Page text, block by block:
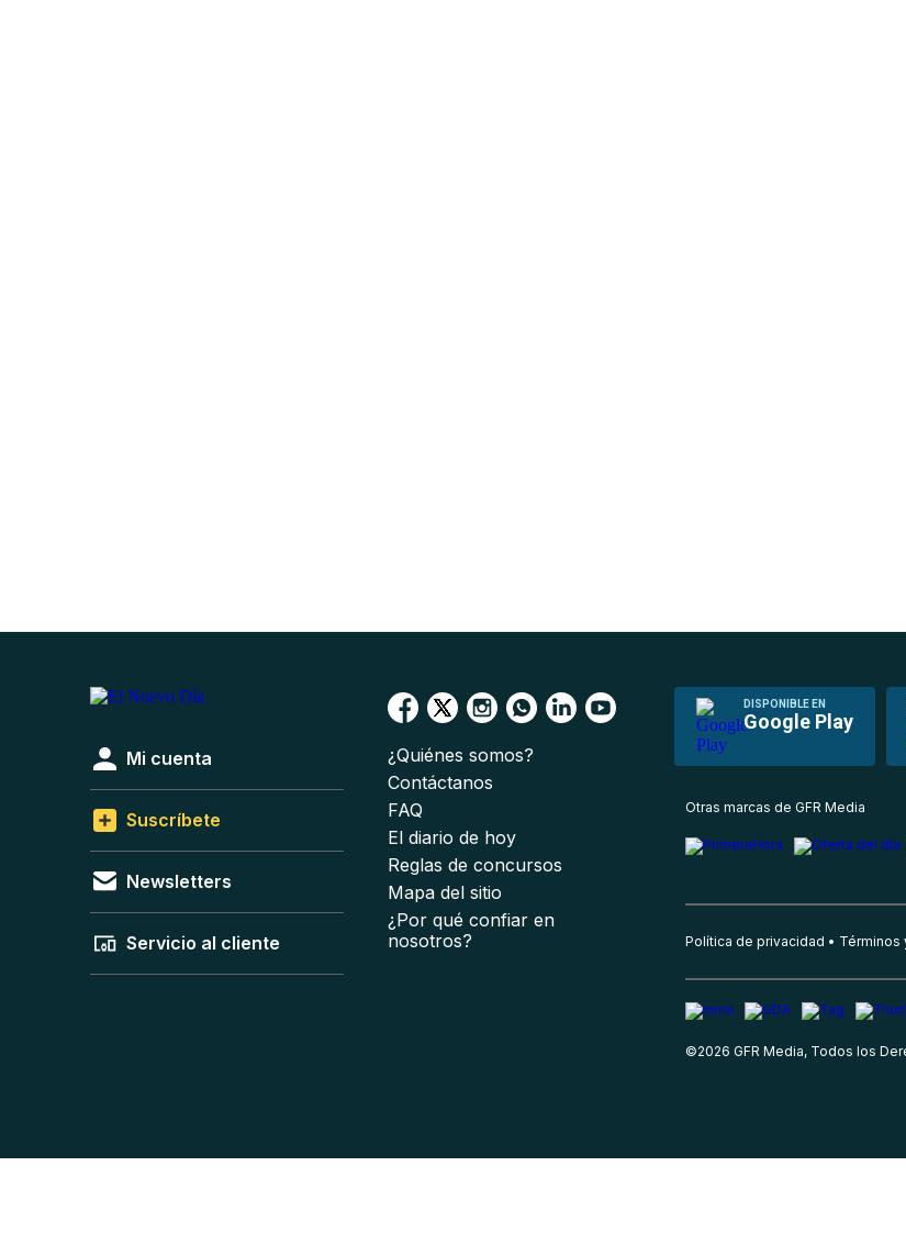
DISPONIBLE EN
Google Play
Mi cuenta
Suscríbete
Newsletters
Servicio al cliente
¿Quiénes somos?
Contáctanos
FAQ
El diario de hoy
Reglas de concursos
Mapa del sitio
¿Por qué confiar en
nosotros?
Otras marcas de GFR Media
Política de privacidad Términos
©2026 GFR Media, Todos los